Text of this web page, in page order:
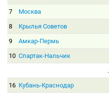
7
Москва
8
Крылья Советов
9
Амкар-Пермь
10 Спартак-Нальчик
16 Кубань-Краснодар